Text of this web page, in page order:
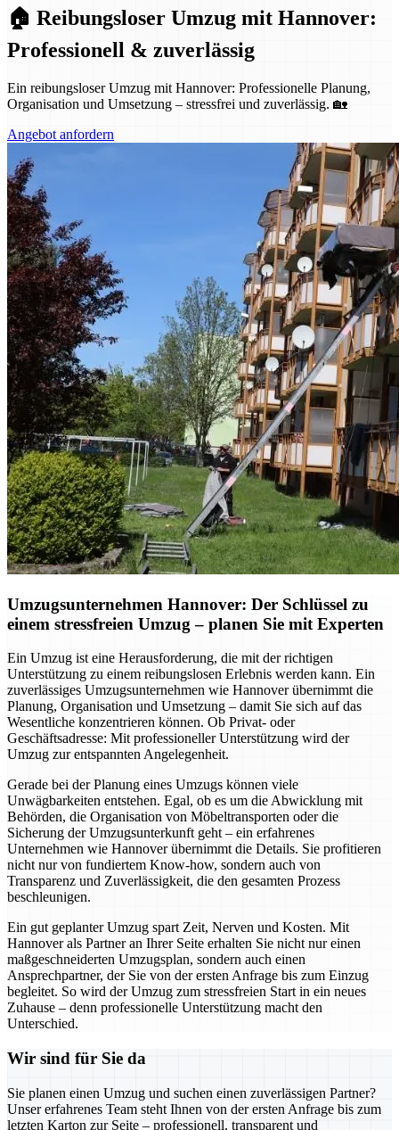
🏠 Reibungsloser Umzug mit Hannover:
Professionell & zuverlässig
Ein reibungsloser Umzug mit Hannover: Professionelle Planung,
Organisation und Umsetzung – stressfrei und zuverlässig. 🏡
Angebot anfordern
Umzugsunternehmen Hannover: Der Schlüssel zu
einem stressfreien Umzug – planen Sie mit Experten
Ein Umzug ist eine Herausforderung, die mit der richtigen
Unterstützung zu einem reibungslosen Erlebnis werden kann. Ein
zuverlässiges Umzugsunternehmen wie Hannover übernimmt die
Planung, Organisation und Umsetzung – damit Sie sich auf das
Wesentliche konzentrieren können. Ob Privat- oder
Geschäftsadresse: Mit professioneller Unterstützung wird der
Umzug zur entspannten Angelegenheit.
Gerade bei der Planung eines Umzugs können viele
Unwägbarkeiten entstehen. Egal, ob es um die Abwicklung mit
Behörden, die Organisation von Möbeltransporten oder die
Sicherung der Umzugsunterkunft geht – ein erfahrenes
Unternehmen wie Hannover übernimmt die Details. Sie profitieren
nicht nur von fundiertem Know-how, sondern auch von
Transparenz und Zuverlässigkeit, die den gesamten Prozess
beschleunigen.
Ein gut geplanter Umzug spart Zeit, Nerven und Kosten. Mit
Hannover als Partner an Ihrer Seite erhalten Sie nicht nur einen
maßgeschneiderten Umzugsplan, sondern auch einen
Ansprechpartner, der Sie von der ersten Anfrage bis zum Einzug
begleitet. So wird der Umzug zum stressfreien Start in ein neues
Zuhause – denn professionelle Unterstützung macht den
Unterschied.
Wir sind für Sie da
Sie planen einen Umzug und suchen einen zuverlässigen Partner?
Unser erfahrenes Team steht Ihnen von der ersten Anfrage bis zum
letzten Karton zur Seite – professionell, transparent und